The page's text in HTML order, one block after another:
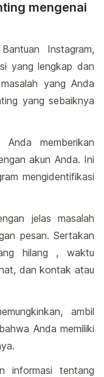
mengenai
Instagram,
yang lengkap dan
yang Anda
yang sebaiknya
Anda memberikan
akun Anda. Ini
mengidentifikasi
jelas masalah
pesan. Sertakan
hilang , waktu
dan kontak atau
ambil
Anda memiliki
informasi tentang